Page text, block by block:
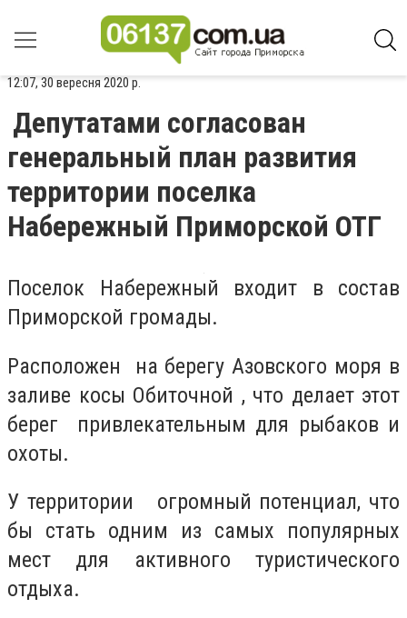
12:07, 30 вересня 2020 р.
Депутатами согласован
генеральный план развития
территории поселка
Набережный Приморской ОТГ
Поселок Набережный входит в состав
Приморской громады.
Расположен на берегу Азовского моря в
заливе косы Обиточной , что делает этот
берег привлекательным для рыбаков и
охоты.
У территории огромный потенциал, что
бы стать одним из самых популярных
мест для активного туристического
отдыха.